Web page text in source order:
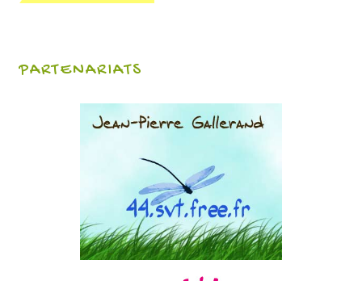
PARTENARIATS